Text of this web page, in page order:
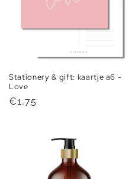
Stationery & gift: kaartje a6 -
Love
Normale
€1,75